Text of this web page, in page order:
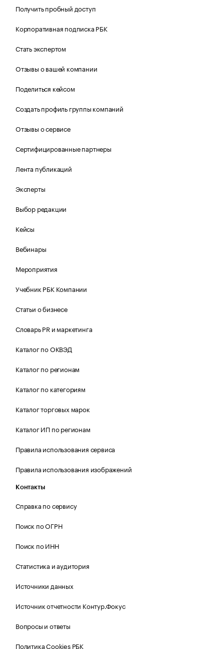
Получить пробный доступ
Корпоративная подписка РБК
Стать экспертом
Отзывы о вашей компании
Поделиться кейсом
Создать профиль группы компаний
Отзывы о сервисе
Сертифицированные партнеры
Лента публикаций
Эксперты
Выбор редакции
Кейсы
Вебинары
Мероприятия
Учебник РБК Компании
Статьи о бизнесе
Словарь PR и маркетинга
Каталог по ОКВЭД
Каталог по регионам
Каталог по категориям
Каталог торговых марок
Каталог ИП по регионам
Правила использования сервиса
Правила использования изображений
Контакты
Справка по сервису
Поиск по ОГРН
Поиск по ИНН
Статистика и аудитория
Источники данных
Источник отчетности Контур.Фокус
Вопросы и ответы
Политика Cookies РБК